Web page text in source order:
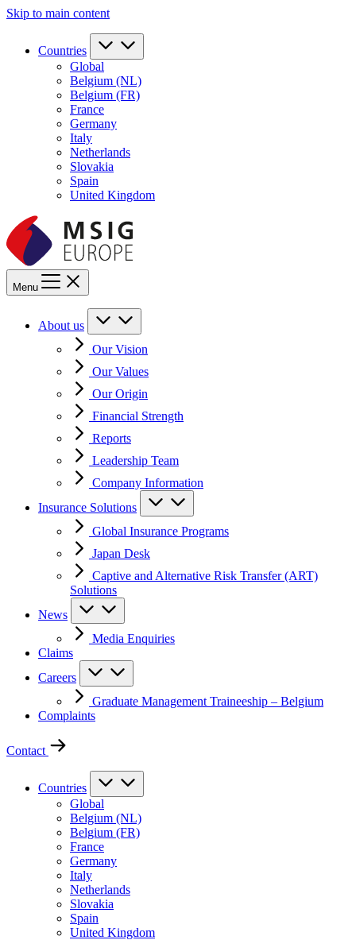
Skip to main content
Countries
Global
Belgium (NL)
Belgium (FR)
France
Germany
Italy
Netherlands
Slovakia
Spain
United Kingdom
Menu
About us
Our Vision
Our Values
Our Origin
Financial Strength
Reports
Leadership Team
Company Information
Insurance Solutions
Global Insurance Programs
Japan Desk
Captive and Alternative Risk Transfer (ART)
Solutions
News
Media Enquiries
Claims
Careers
Graduate Management Traineeship – Belgium
Complaints
Contact
Countries
Global
Belgium (NL)
Belgium (FR)
France
Germany
Italy
Netherlands
Slovakia
Spain
United Kingdom